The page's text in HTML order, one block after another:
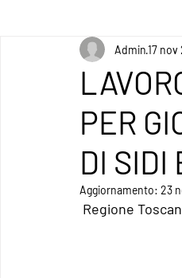
PER
DI SIDI
Admin17 nov
Aggiornamento: 23
Regione